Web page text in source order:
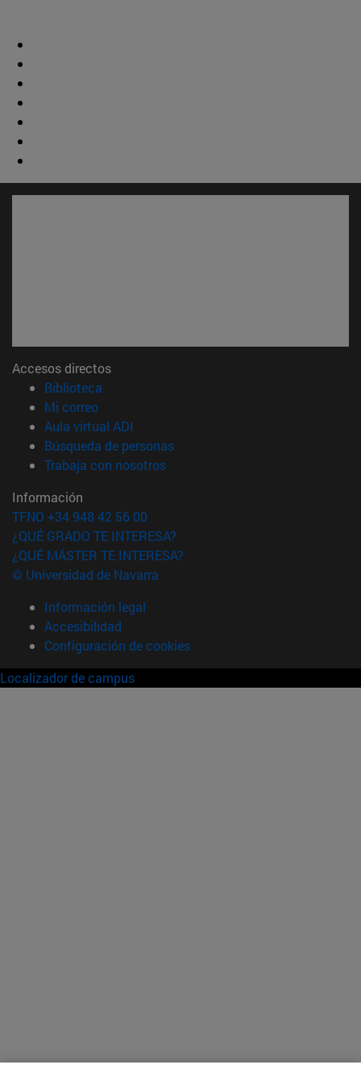
Accesos directos
Biblioteca
Mi correo(abre en nueva ventana)
Aula virtual ADI
Búsqueda de personas(abre en nueva ventana)
Trabaja con nosotros(abre en nueva ventana)
Información
TFNO +34 948 42 56 00
¿QUÉ GRADO TE INTERESA?
¿QUÉ MÁSTER TE INTERESA?
© Universidad de Navarra
Información legal
Accesibilidad
Configuración de cookies
Localizador de campus